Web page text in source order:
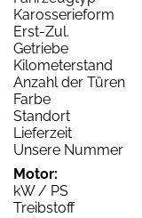
Karosserieform
Erst-Zul.
Getriebe
Kilometerstand
Anzahl der Türen
Farbe
Standort
Lieferzeit
Unsere Nummer
Motor:
kW / PS
Treibstoff